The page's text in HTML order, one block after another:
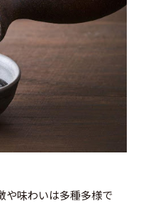
や味わいは多種多様で